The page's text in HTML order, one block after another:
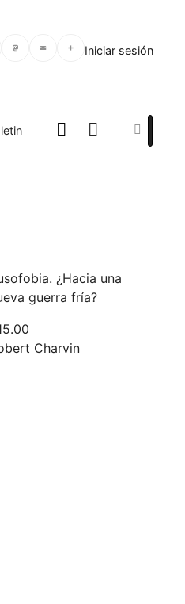
Iniciar sesión
¿Hacia una
guerra fría?
Charvin